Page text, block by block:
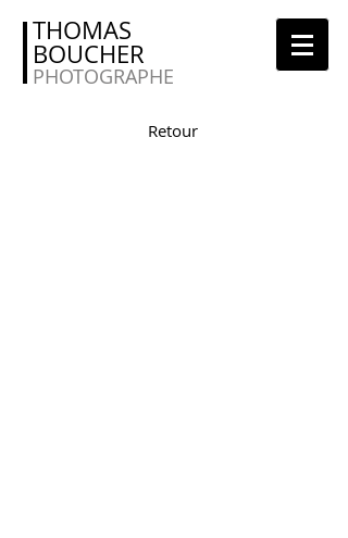
THOMAS
BOUCHER
PHOTOGRAPHE
Retour